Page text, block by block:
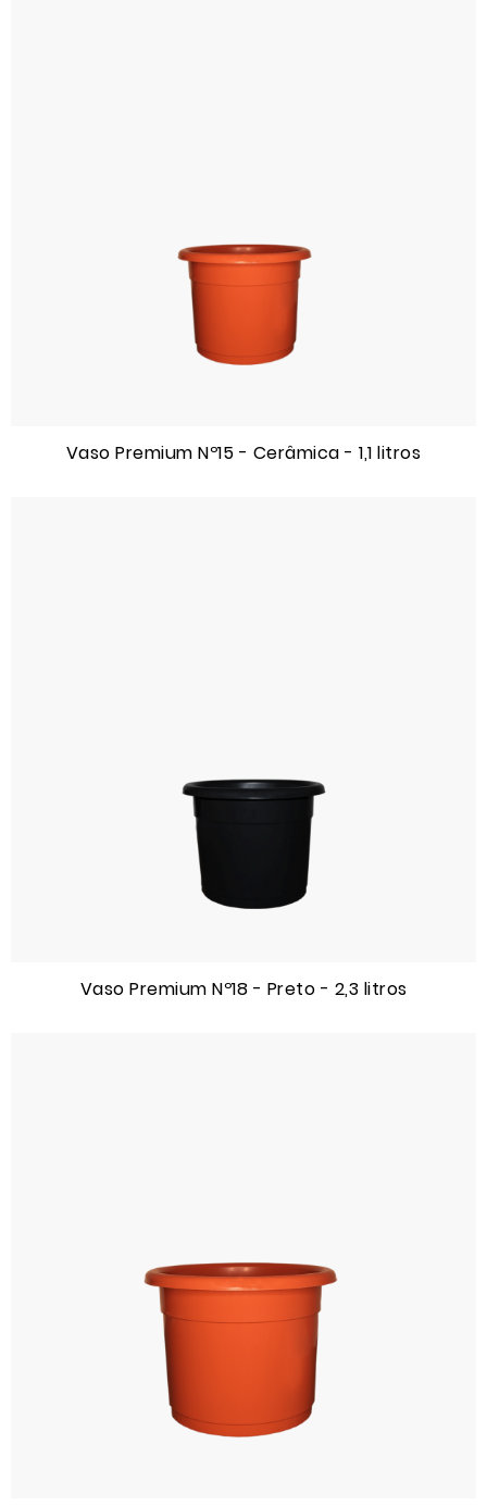
Vaso Premium Nº15 - Cerâmica - 1,1 litros
Vaso Premium Nº18 - Preto - 2,3 litros